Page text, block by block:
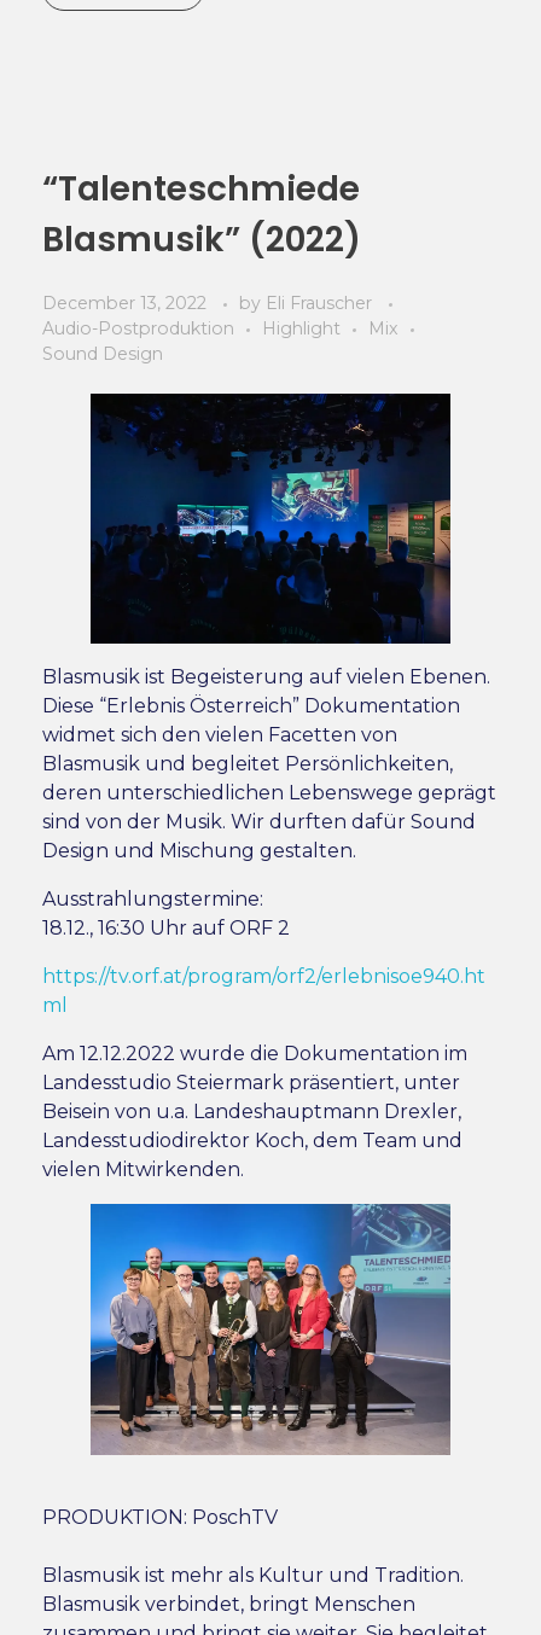
“Talenteschmiede
Blasmusik” (2022)
December 13, 2022 by Eli Frauscher
Audio-Postproduktion
Highlight
Mix
Sound Design
Blasmusik ist Begeisterung auf vielen Ebenen.
Diese “Erlebnis Österreich” Dokumentation
widmet sich den vielen Facetten von
Blasmusik und begleitet Persönlichkeiten,
deren unterschiedlichen Lebenswege geprägt
sind von der Musik. Wir durften dafür Sound
Design und Mischung gestalten.
Ausstrahlungstermine:
18.12., 16:30 Uhr auf ORF 2
https://tv.orf.at/program/orf2/erlebnisoe940.ht
ml
Am 12.12.2022 wurde die Dokumentation im
Landesstudio Steiermark präsentiert, unter
Beisein von u.a. Landeshauptmann Drexler,
Landesstudiodirektor Koch, dem Team und
vielen Mitwirkenden.
PRODUKTION: PoschTV
Blasmusik ist mehr als Kultur und Tradition.
Blasmusik verbindet, bringt Menschen